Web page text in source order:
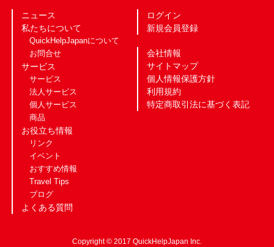
ニュース
私たちについて
QuickHelpJapanについて
お問合せ
サービス
サービス
法人サービス
個人サービス
商品
お役立ち情報
リンク
イベント
おすすめ情報
Travel Tips
ブログ
よくある質問
ログイン
新規会員登録
会社情報
サイトマップ
個人情報保護方針
利用規約
特定商取引法に基づく表記
Copyright © 2017 QuickHelpJapan Inc.